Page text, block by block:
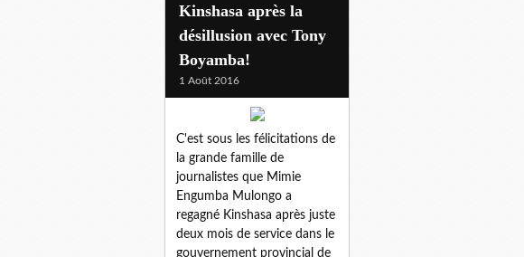
Kinshasa après la
désillusion avec Tony
Boyamba!
1 Août 2016
C'est sous les félicitations de
la grande famille de
journalistes que Mimie
Engumba Mulongo a
regagné Kinshasa après juste
deux mois de service dans le
gouvernement provincial de